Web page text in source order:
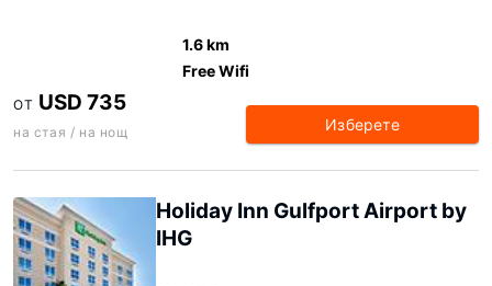
1.6 km
Free Wifi
ОТ USD 735
на стая / на нощ Изберете
Holiday Inn Gulfport Airport by
IHG